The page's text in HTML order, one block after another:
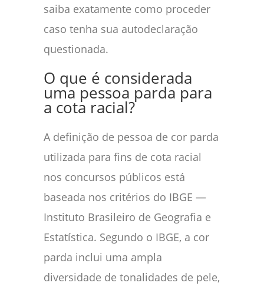
saiba exatamente como proceder
caso tenha sua autodeclaração
questionada.
O que é considerada
uma pessoa parda para
a cota racial?
A definição de pessoa de cor parda
utilizada para fins de cota racial
nos concursos públicos está
baseada nos critérios do IBGE —
Instituto Brasileiro de Geografia e
Estatística. Segundo o IBGE, a cor
parda inclui uma ampla
diversidade de tonalidades de pele,